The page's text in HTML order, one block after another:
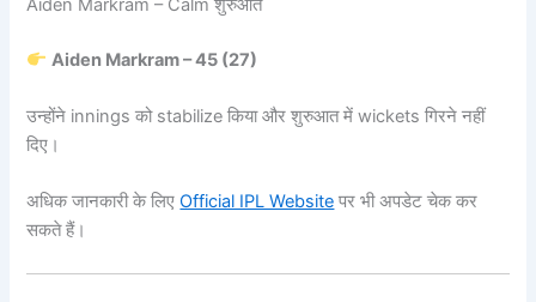
Aiden Markram – Calm शुरुआत
Aiden Markram – 45 (27)
उन्होंने innings को stabilize किया और शुरुआत में wickets गिरने नहीं
दिए।
अधिक जानकारी के लिएOfficial IPL Website पर भी अपडेट चेक कर
सकते हैं।